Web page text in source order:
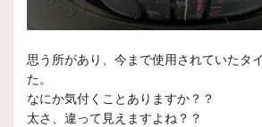
思う所があり、今まで使用されていたタ
た。
なにか気付くことありますか？？
太さ、違って見えますよね？？